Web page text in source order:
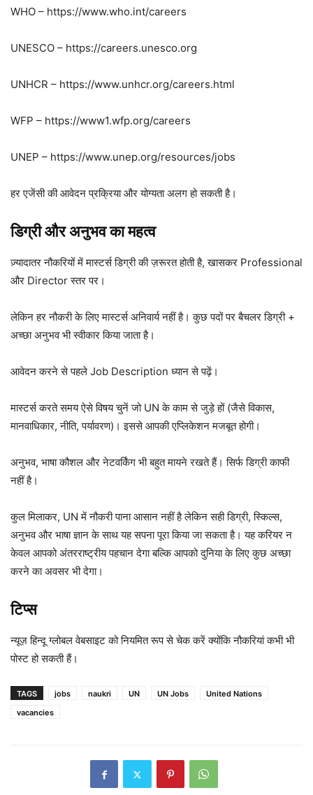
WHO – https://www.who.int/careers
UNESCO – https://careers.unesco.org
UNHCR – https://www.unhcr.org/careers.html
WFP – https://www1.wfp.org/careers
UNEP – https://www.unep.org/resources/jobs
हर एजेंसी की आवेदन प्रक्रिया और योग्यता अलग हो सकती है।
डिग्री और अनुभव का महत्व
ज़्यादातर नौकरियों में मास्टर्स डिग्री की ज़रूरत होती है, खासकर Professional
और Director स्तर पर।
लेकिन हर नौकरी के लिए मास्टर्स अनिवार्य नहीं है। कुछ पदों पर बैचलर डिग्री +
अच्छा अनुभव भी स्वीकार किया जाता है।
आवेदन करने से पहले Job Description ध्यान से पढ़ें।
मास्टर्स करते समय ऐसे विषय चुनें जो UN के काम से जुड़े हों (जैसे विकास,
मानवाधिकार, नीति, पर्यावरण)। इससे आपकी एप्लिकेशन मजबूत होगी।
अनुभव, भाषा कौशल और नेटवर्किंग भी बहुत मायने रखते हैं। सिर्फ डिग्री काफी
नहीं है।
कुल मिलाकर, UN में नौकरी पाना आसान नहीं है लेकिन सही डिग्री, स्किल्स,
अनुभव और भाषा ज्ञान के साथ यह सपना पूरा किया जा सकता है। यह करियर न
केवल आपको अंतरराष्ट्रीय पहचान देगा बल्कि आपको दुनिया के लिए कुछ अच्छा
करने का अवसर भी देगा।
टिप्स
न्यूज़ हिन्दू ग्लोबल वेबसाइट को नियमित रूप से चेक करें क्योंकि नौकरियां कभी भी
पोस्ट हो सकती हैं।
TAGS jobs naukri UN UN Jobs
United Nations
vacancies